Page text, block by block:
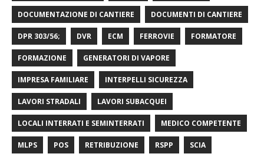
DOCUMENTAZIONE DI CANTIERE DOCUMENTI DI CANTIERE
DPR 303/56; DVR ECM FERROVIE FORMATORE
FORMAZIONE GENERATORI DI VAPORE
IMPRESA FAMILIARE INTERPELLI SICUREZZA
LAVORI STRADALI LAVORI SUBACQUEI
LOCALI INTERRATI E SEMINTERRATI MEDICO COMPETENTE
MLPS POS RETRIBUZIONE RSPP SCIA